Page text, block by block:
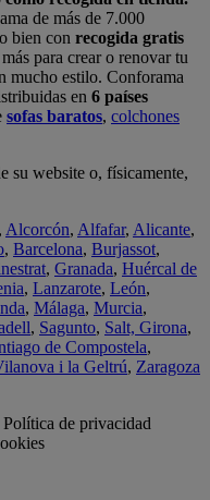
de más de 7.000
bien con recogida gratis
para crear o renovar tu
mucho estilo. Conforama
en 6 países
sofas baratos, colchones
su website o, físicamente,
, Alcorcón, Alfafar, Alicante,
, Barcelona, Burjassot,
, Granada, Huércal de
, Lanzarote, León,
, Málaga, Murcia,
, Sagunto, Salt, Girona,
de Compostela,
i la Geltrú, Zaragoza
Política de privacidad